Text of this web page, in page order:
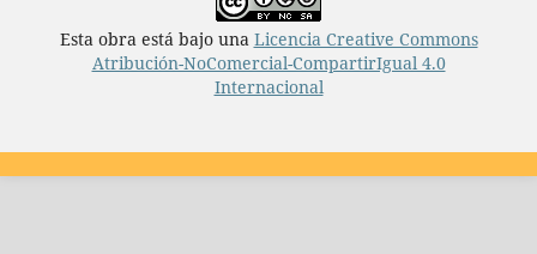
Esta obra está bajo una Licencia Creative Commons
Atribución-NoComercial-CompartirIgual 4.0
Internacional